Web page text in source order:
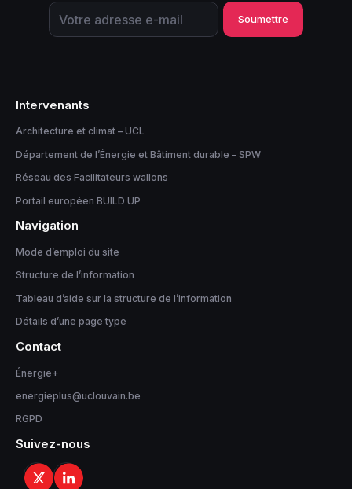
Adresse e-mail
Soumettre
Intervenants
Architecture et climat – UCL
Département de l’Énergie et Bâtiment durable – SPW
Réseau des Facilitateurs wallons
Portail européen BUILD UP
Navigation
Mode d’emploi du site
Structure de l’information
Tableau d’aide sur la structure de l’information
Détails d’une page type
Contact
Énergie+
energieplus@uclouvain.be
RGPD
Suivez-nous